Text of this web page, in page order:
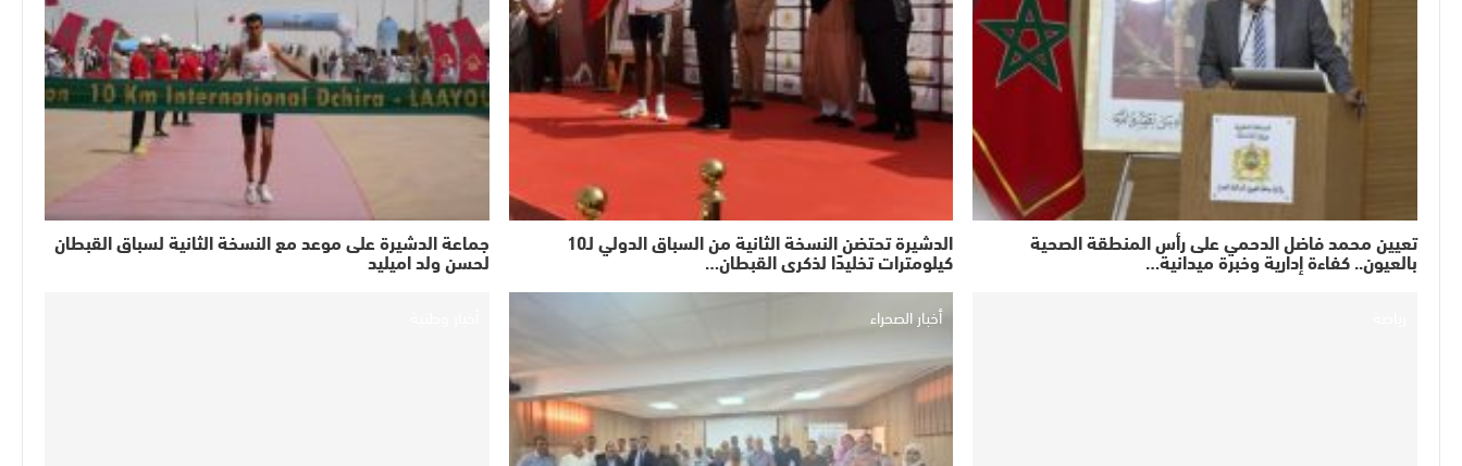
تعيين محمد فاضل الدحمي على رأس المنطقة الصحية
بالعيون.. كفاءة إدارية وخبرة ميدانية…
الدشيرة تحتضن النسخة الثانية من السباق الدولي لـ10
كيلومترات تخليدًا لذكرى القبطان…
جماعة الدشيرة على موعد مع النسخة الثانية لسباق القبطان
لحسن ولد اميليد
أخبار الصحراء